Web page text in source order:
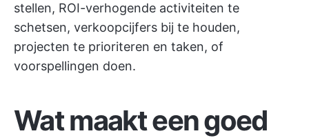
stellen, ROI-verhogende activiteiten te
schetsen, verkoopcijfers bij te houden,
projecten te prioriteren en taken, of
voorspellingen doen.
Wat maakt een goed